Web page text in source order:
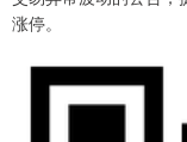
涨停。